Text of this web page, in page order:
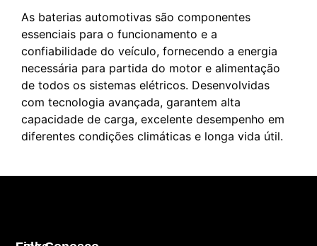
As baterias automotivas são componentes
essenciais para o funcionamento e a
confiabilidade do veículo, fornecendo a energia
necessária para partida do motor e alimentação
de todos os sistemas elétricos. Desenvolvidas
com tecnologia avançada, garantem alta
capacidade de carga, excelente desempenho em
diferentes condições climáticas e longa vida útil.